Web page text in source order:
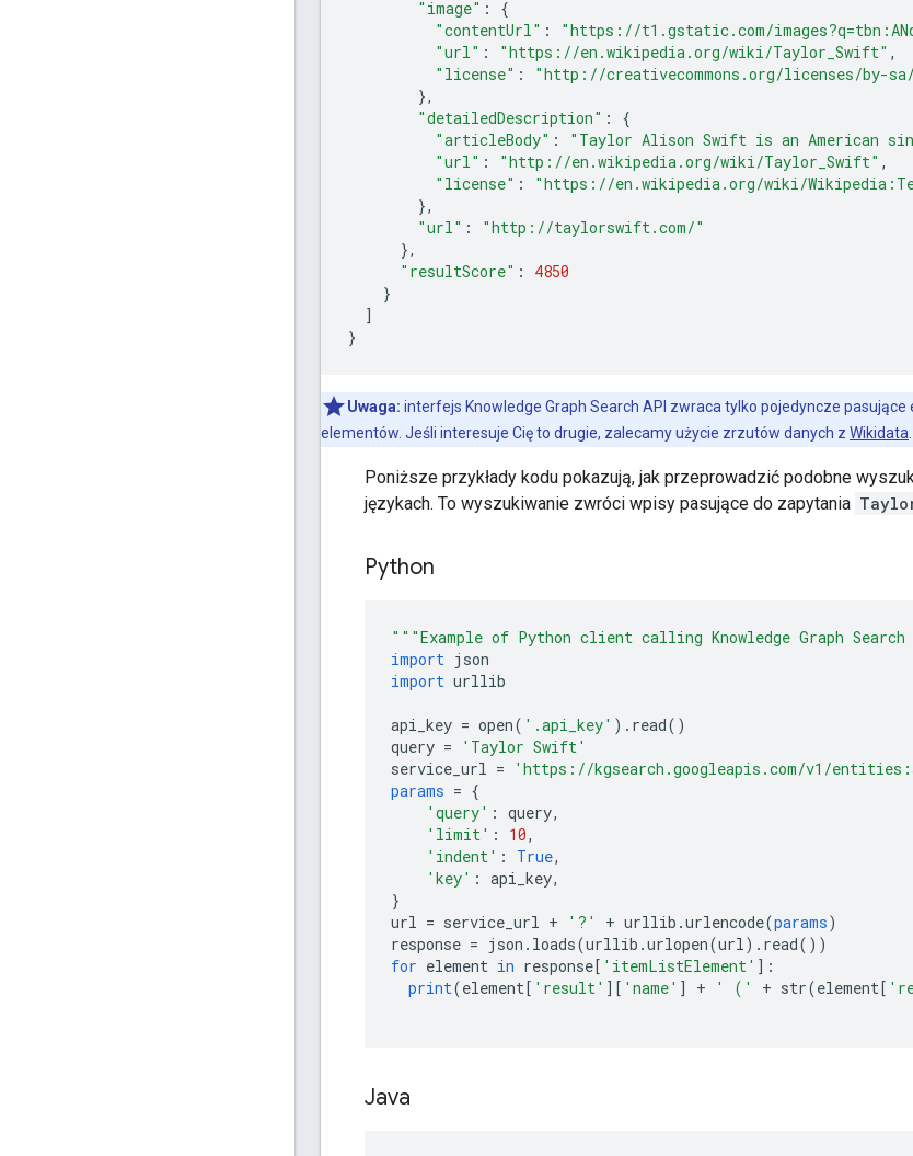
"image" :
{
"contentUrl" : "https://t1.gstatic.com/
"url" : "https://en.wikipedia.org/wiki/Taylor_Swift" ,
"license" :
"http://creativecommons.org/licenses/by-
},
"detailedDescription" :
{
"articleBody" :
"Taylor Alison Swift is an American
"url" : "http://en.wikipedia.org/wiki/Taylor_Swift" ,
"license" :
"https://en.wikipedia.org/wiki/
},
"url" :
"http://taylorswift.com/"
},
"resultScore" :
4850
}
]
}
Uwaga: interfejs Knowledge Graph Search API zwraca tylko pojedyncze pasujące
elementów. Jeśli interesuje Cię to drugie, zalecamy użycie zrzutów danych z Wikidata
Poniższe przykłady kodu pokazują, jak przeprowadzić podobne
językach. To wyszukiwanie zwróci wpisy pasujące do zapytania
Python
"""Example of Python client calling Knowledge Graph
import json
import urllib
api_key = open( '.api_key' ). read()
query =
'Taylor Swift'
service_url =
'https://kgsearch.googleapis.com/v1/
params = {
'query' : query,
'limit' : 10,
'indent' : True,
'key' : api_key,
}
url = service_url + '?' + urllib .urlencode(params)
response = json . loads(urllib .urlopen(url). read())
for element in response[ 'itemListElement' ]:
print(element[ 'result' ][ 'name' ] + ' (' + str(element[
Java